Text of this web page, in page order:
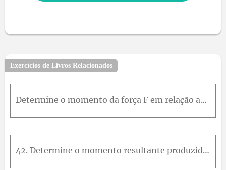
Exercícios de Livros Relacionados
Determine o momento da força F em relação ao ponto A .
42. Determine o momento resultante produzido pelas forças F B → e F C → em relação ao ponto O. Expresse o resultado como um vetor cartesiano.